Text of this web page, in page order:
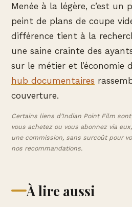
Menée à la légère, c’est un
peint de plans de coupe
différence tient à la
une saine crainte des
sur le métier et l’économie
hub documentaires
couverture.
Certains liens d’Indian Point Film
vous achetez ou vous abonnez via
une commission, sans surcoût pour
nos recommandations.
À lire aussi